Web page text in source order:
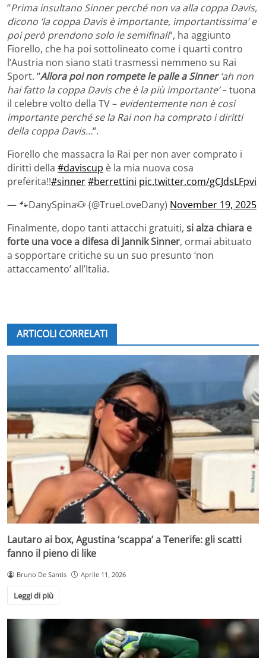
“Prima insultano Sinner perché non va alla coppa Davis,
dicono ‘la coppa Davis è importante, importantissima’ e
poi però prendono solo le semifinali“, ha aggiunto
Fiorello, che ha poi sottolineato come i quarti contro
l’Austria non siano stati trasmessi nemmeno su Rai
Sport. “Allora poi non rompete le palle a Sinner‘ah non
hai fatto la coppa Davis che è la più importante’– tuona
il celebre volto della TV – evidentemente non è così
importante perché se la Rai non ha comprato i diritti
della coppa Davis…“.
Fiorello che massacra la Rai per non aver comprato i
diritti della #daviscup è la mia nuova cosa
preferita!!#sinner#berrettini pic.twitter.com/gCJdsLFpvi
— 🐾DanySpina🐶 (@TrueLoveDany) November 19, 2025
Finalmente, dopo tanti attacchi gratuiti, si alza chiara e
forte una voce a difesa di Jannik Sinner, ormai abituato
a sopportare critiche su un suo presunto ‘non
attaccamento’ all’Italia.
ARTICOLI CORRELATI
Lautaro ai box, Agustina ‘scappa’ a Tenerife: gli scatti
fanno il pieno di like
Bruno De Santis Aprile 11, 2026
Leggi di più